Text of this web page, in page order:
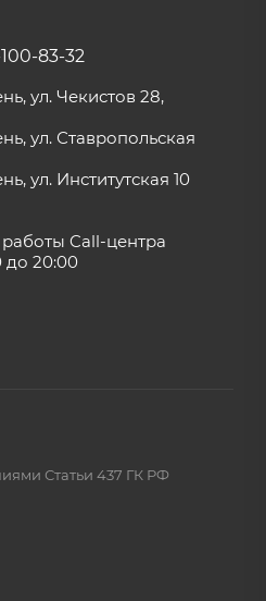
83-32
ул. Чекистов 28,
ул. Ставропольская
ул. Институтская 10
Call-центра
до 20:00
Статьи 437 ГК РФ